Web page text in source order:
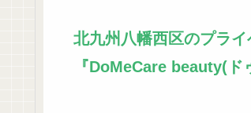
北九州八幡西区のプラ
『DoMeCare beauty(